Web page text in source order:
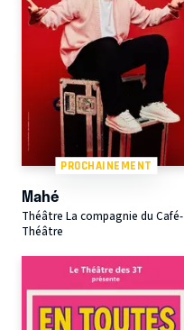
PROCHAINEMENT
Mahé
Théâtre La compagnie du Café-
Théâtre